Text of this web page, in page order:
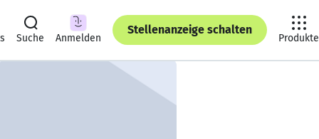
Suche Anmelden
Stellenanzeige schalten
Produkte